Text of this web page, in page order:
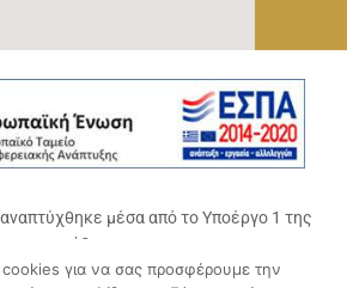
μέσα από το Υποέργο 1 της
πράξης
Επιχειρηματικότητας του
cookies για να σας προσφέρουμε την